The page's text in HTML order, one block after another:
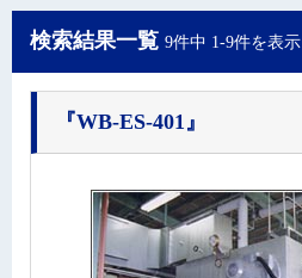
検索結果一覧 9件中 1-9件を表示
『WB-ES-401』